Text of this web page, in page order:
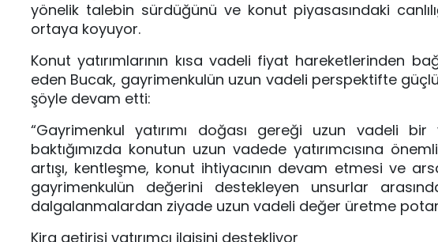
yönelik talebin sürdüğünü ve konut piyasasındaki
ortaya koyuyor.
Konut yatırımlarının kısa vadeli fiyat hareketlerinden
eden Bucak, gayrimenkulün uzun vadeli perspektifte
şöyle devam etti:
“Gayrimenkul yatırımı doğası gereği uzun vadeli bir
baktığımızda konutun uzun vadede yatırımcısına
artışı, kentleşme, konut ihtiyacının devam etmesi ve
gayrimenkulün değerini destekleyen unsurlar
dalgalanmalardan ziyade uzun vadeli değer üretme
Kira getirisi yatırımcı ilgisini destekliyor